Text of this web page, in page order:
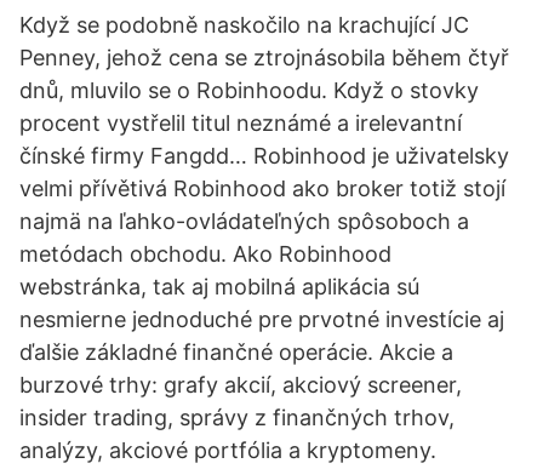
Když se podobně naskočilo na krachující JC
Penney, jehož cena se ztrojnásobila během čtyř
dnů, mluvilo se o Robinhoodu. Když o stovky
procent vystřelil titul neznámé a irelevantní
čínské firmy Fangdd… Robinhood je uživatelsky
velmi přívětivá Robinhood ako broker totiž stojí
najmä na ľahko-ovládateľných spôsoboch a
metódach obchodu. Ako Robinhood
webstránka, tak aj mobilná aplikácia sú
nesmierne jednoduché pre prvotné investície aj
ďalšie základné finančné operácie. Akcie a
burzové trhy: grafy akcií, akciový screener,
insider trading, správy z finančných trhov,
analýzy, akciové portfólia a kryptomeny.